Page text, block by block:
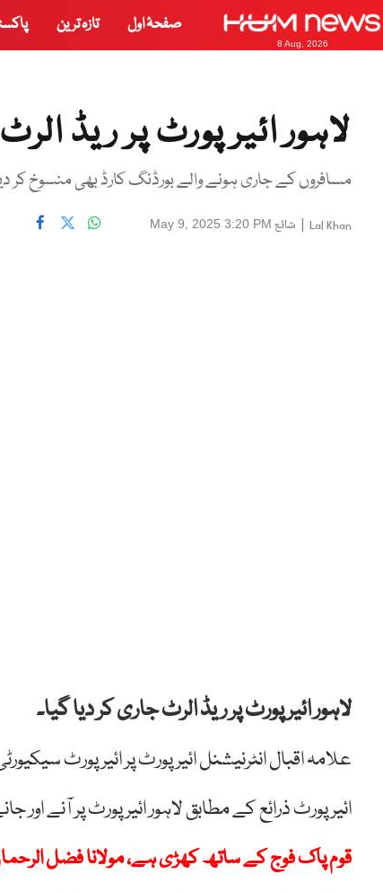
8 Aug, 2026
صفحۂ اول تازہ ترین
لاہور ائیر پورٹ پر ریڈ
مسافروں کے جاری ہونے والے بورڈنگ کارڈ بھی منسوخ کر
Lal Khan
| شائع May 9, 2025 3:20 PM
لاہور ائیر پورٹ پر ریڈ الرٹ جاری کر دیا گیا۔
علامہ اقبال انٹرنیشنل ائیر پورٹ پر ائیرپورٹ
ائیر پورٹ ذرائع کے مطابق لاہور ائیرپورٹ پر آنے
قوم پاک فوج کے ساتھ کھڑی ہے، مولانا فضل